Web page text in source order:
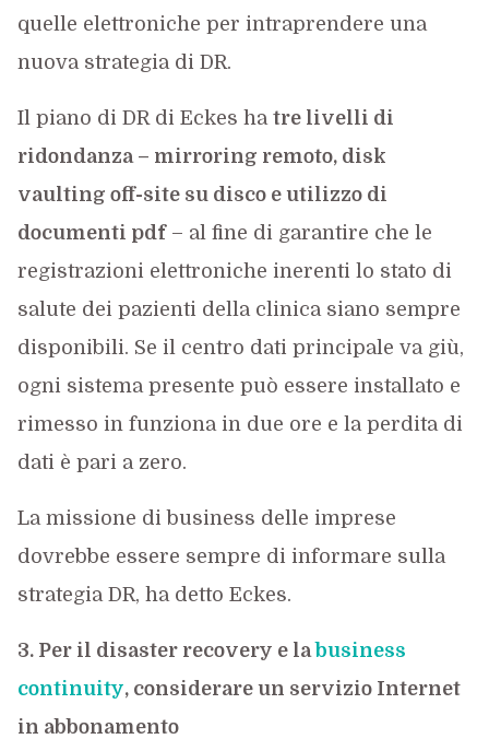
quelle elettroniche per intraprendere una
nuova strategia di DR.
Il piano di DR di Eckes ha tre livelli di
ridondanza – mirroring remoto, disk
vaulting off-site su disco e utilizzo di
documenti pdf– al fine di garantire che le
registrazioni elettroniche inerenti lo stato di
salute dei pazienti della clinica siano sempre
disponibili. Se il centro dati principale va giù,
ogni sistema presente può essere installato e
rimesso in funziona in due ore e la perdita di
dati è pari a zero.
La missione di business delle imprese
dovrebbe essere sempre di informare sulla
strategia DR, ha detto Eckes.
3. Per il disaster recovery e labusiness
continuity, considerare un servizio Internet
in abbonamento